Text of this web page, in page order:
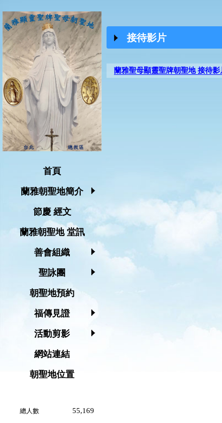
首頁
蘭雅朝聖地簡介
節慶 經文
蘭雅朝聖地 堂訊
善會組織
聖詠團
朝聖地預約
福傳見證
活動剪影
網站連結
朝聖地位置
總人數 55,169
接待影片
蘭雅聖母顯靈聖牌朝聖地 接待影